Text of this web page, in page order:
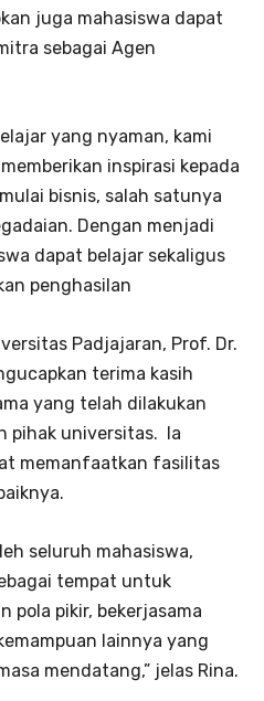
juga mahasiswa dapat
sebagai Agen
yang nyaman, kami
inspirasi kepada
bisnis, salah satunya
Dengan menjadi
dapat belajar sekaligus
penghasilan
Padjajaran, Prof. Dr.
terima kasih
yang telah dilakukan
pihak universitas. Ia
memanfaatkan fasilitas
seluruh mahasiswa,
tempat untuk
pola pikir, bekerjasama
lainnya yang
mendatang,” jelas Rina.